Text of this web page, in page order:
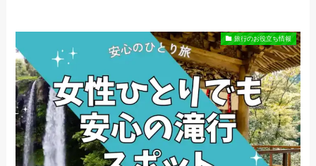
旅行のお役立ち情報